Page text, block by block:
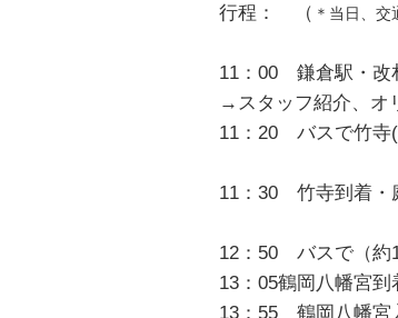
行程： （ ＊当日、交
11：00 鎌倉駅・改
→スタッフ紹介、オ
11：20 バスで竹
11：30 竹寺到着・
12：50 バスで（約
13：05鶴岡八幡宮到
13：55 鶴岡八幡宮